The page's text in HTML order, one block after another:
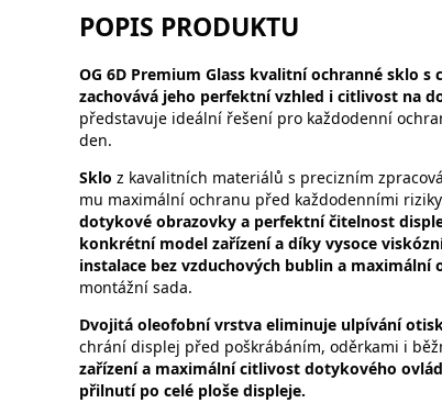
POPIS PRODUKTU
OG 6D Premium Glass kvalitní ochranné sklo
zachovává jeho perfektní vzhled i citlivost na
představuje ideální řešení pro každodenní
den.
Sklo z kavalitních materiálů s precizním
mu maximální ochranu před každodenními
dotykové obrazovky a perfektní čitelnost
konkrétní model zařízení a díky vysoce
instalace bez vzduchových bublin a
montážní sada.
Dvojitá oleofobní vrstva eliminuje ulpívání
chrání displej před poškrábáním, oděrkami i
zařízení a maximální citlivost dotykového
přilnutí po celé ploše displeje.